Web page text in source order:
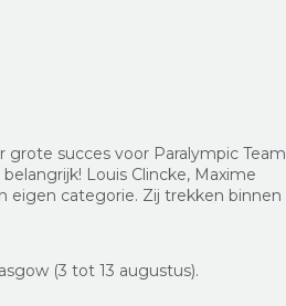
succes voor Paralympic Team
Louis Clincke, Maxime
eigen categorie. Zij trekken binnen
(3 tot 13 augustus).